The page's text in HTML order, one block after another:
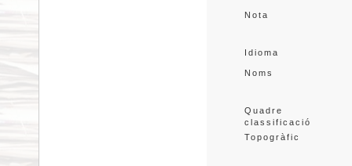
Nota
Idioma
Noms
Quadre
classificació
Topogràfic